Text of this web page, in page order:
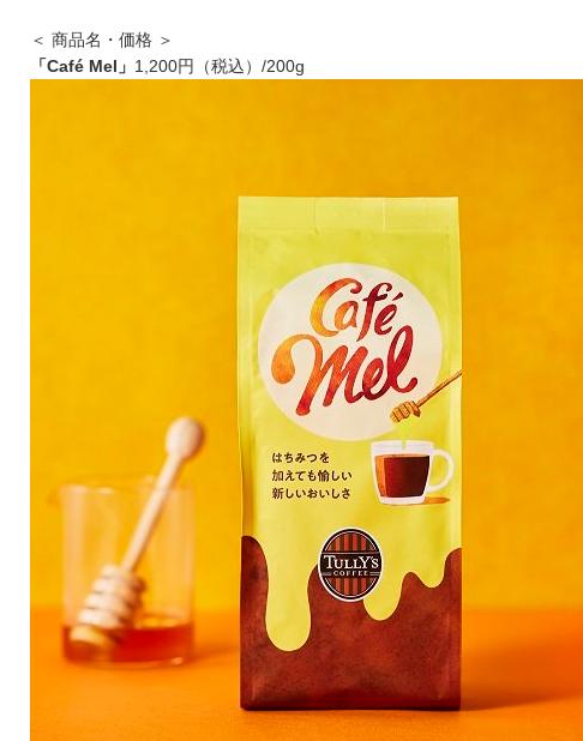
＜ 商品名・価格 ＞
「Café Mel」 1,200円（税込）/200g